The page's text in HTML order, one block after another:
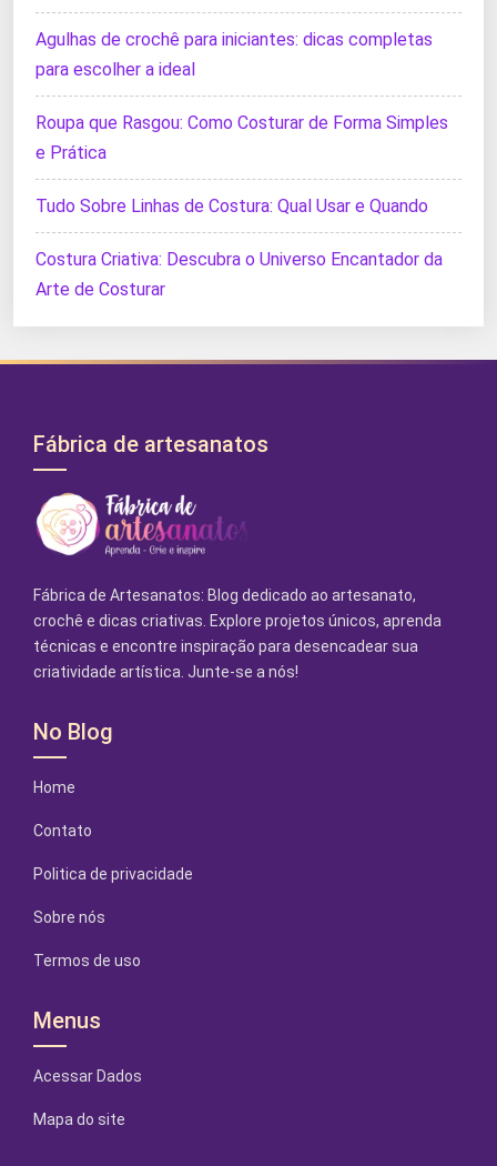
Agulhas de crochê para iniciantes: dicas completas
para escolher a ideal
Roupa que Rasgou: Como Costurar de Forma Simples
e Prática
Tudo Sobre Linhas de Costura: Qual Usar e Quando
Costura Criativa: Descubra o Universo Encantador da
Arte de Costurar
Fábrica de artesanatos
Fábrica de Artesanatos: Blog dedicado ao artesanato,
crochê e dicas criativas. Explore projetos únicos, aprenda
técnicas e encontre inspiração para desencadear sua
criatividade artística. Junte-se a nós!
No Blog
Home
Contato
Politica de privacidade
Sobre nós
Termos de uso
Menus
Acessar Dados
Mapa do site